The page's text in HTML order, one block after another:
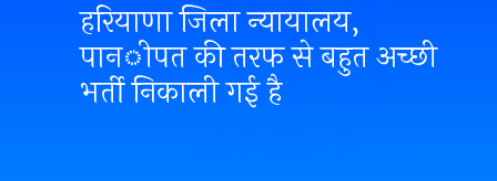
हरियाणा जिला न्यायालय,
पानीपत की तरफ से बहुत अच्छी
भर्ती निकाली गई है